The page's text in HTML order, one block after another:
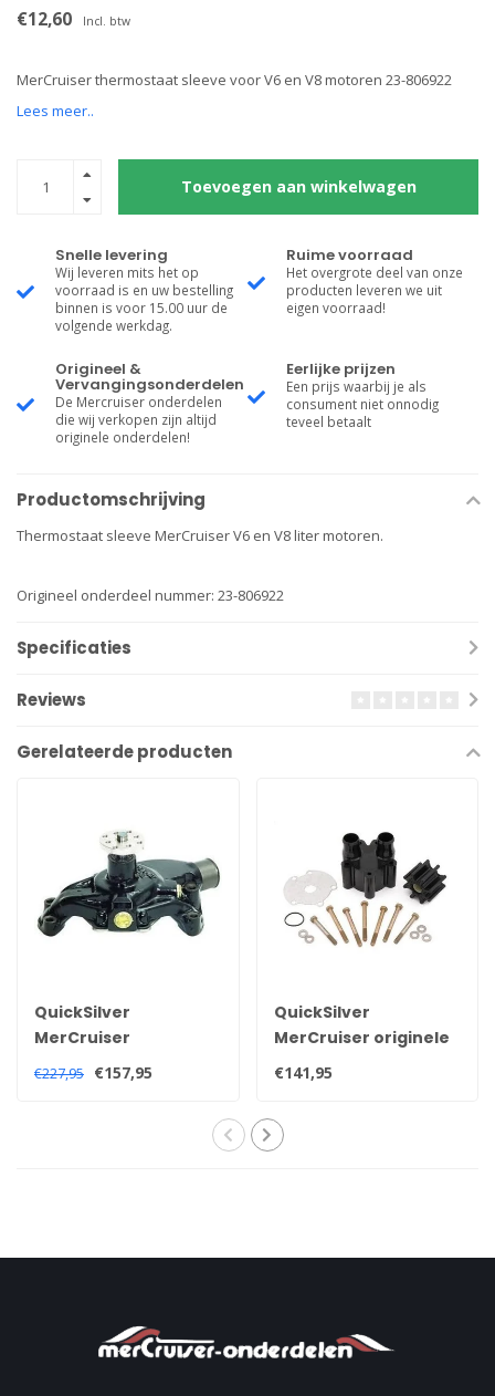
€12,60 Incl. btw
MerCruiser thermostaat sleeve voor V6 en V8 motoren 23-806922
Lees meer..
Toevoegen aan winkelwagen
Snelle levering
Wij leveren mits het op
voorraad is en uw bestelling
binnen is voor 15.00 uur de
volgende werkdag.
Ruime voorraad
Het overgrote deel van onze
producten leveren we uit
eigen voorraad!
Origineel &
Vervangingsonderdelen
De Mercruiser onderdelen
die wij verkopen zijn altijd
originele onderdelen!
Eerlijke prijzen
Een prijs waarbij je als
consument niet onnodig
teveel betaalt
Productomschrijving
Thermostaat sleeve MerCruiser V6 en V8 liter motoren.
Origineel onderdeel nummer: 23-806922
Specificaties
Reviews
Gerelateerde producten
QuickSilver
MerCruiser
waterpomp voor V6
en V8 motoren
€227,95 €157,95
QuickSilver
MerCruiser originele
impellerkit met
pomphuis voor Bravo
807151A14
€141,95